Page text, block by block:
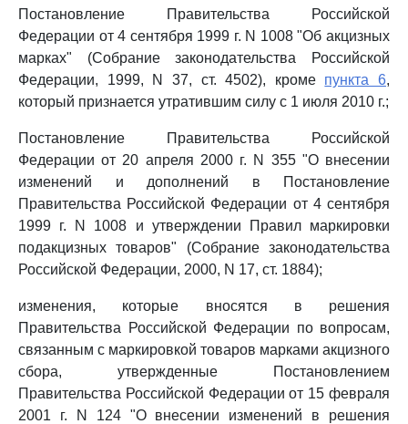
Постановление Правительства Российской
Федерации от 4 сентября 1999 г. N 1008 "Об акцизных
марках" (Собрание законодательства Российской
Федерации, 1999, N 37, ст. 4502), кроме пункта 6,
который признается утратившим силу с 1 июля 2010 г.;
Постановление Правительства Российской
Федерации от 20 апреля 2000 г. N 355 "О внесении
изменений и дополнений в Постановление
Правительства Российской Федерации от 4 сентября
1999 г. N 1008 и утверждении Правил маркировки
подакцизных товаров" (Собрание законодательства
Российской Федерации, 2000, N 17, ст. 1884);
изменения, которые вносятся в решения
Правительства Российской Федерации по вопросам,
связанным с маркировкой товаров марками акцизного
сбора, утвержденные Постановлением
Правительства Российской Федерации от 15 февраля
2001 г. N 124 "О внесении изменений в решения